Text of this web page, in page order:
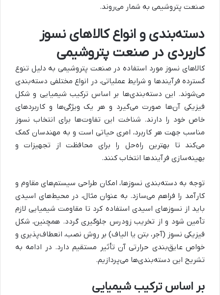
صنعت پتروشیمی به شمار می‌روند.
دسته‌بندی و انواع کالاهای نسوز
کاربردی در صنعت پتروشیمی
کالاهای نسوز مورد استفاده در صنعت پتروشیمی به دلیل تنوع
گسترده فرآیندها و شرایط عملیاتی، در انواع مختلفی دسته‌بندی
می‌شوند. این دسته‌بندی‌ها بر اساس ترکیب شیمیایی و شکل
فیزیکی آن‌ها صورت می‌گیرد و هر یک ویژگی‌ها و کاربردهای
خاص خود را دارند. شناخت این تفاوت‌ها برای انتخاب نسوز
مناسب جهت هر کاربرد، امری حیاتی است و به مهندسان کمک
می‌کند تا بهترین راه‌حل را برای محافظت از تجهیزات و
بهینه‌سازی فرآیندها انتخاب کنند.
توجه به دسته‌بندی نسوزها، امکان طراحی سیستم‌های مقاوم و
کارآمد را فراهم می‌سازد. به عنوان مثال، در محیط‌های اسیدی
باید از نسوزهای اسیدی استفاده کرد تا مقاومت شیمیایی لازم
تأمین شود و از تخریب زودرس جلوگیری گردد. همچنین، شکل
فیزیکی نسوز (آجر، بتن یا الیاف) بر روش نصب، انعطاف‌پذیری و
خواص عایق‌بندی حرارتی آن تأثیر مستقیم دارد. در ادامه به
تشریح این دسته‌بندی‌ها می‌پردازیم.
بر اساس ترکیب شیمیایی